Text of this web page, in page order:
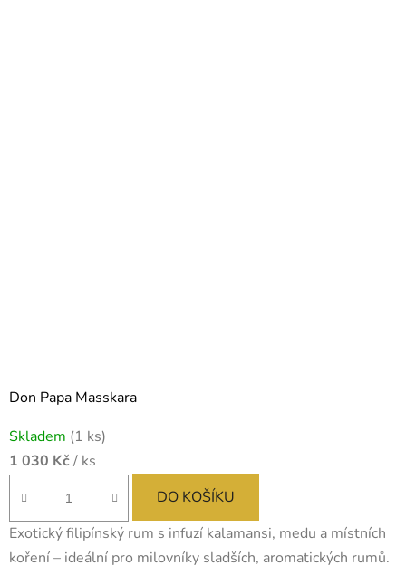
Don Papa Masskara
Skladem (1 ks)
1 030 Kč/ ks
DO KOŠÍKU
Exotický filipínský rum s infuzí kalamansi, medu a místních
koření – ideální pro milovníky sladších, aromatických rumů.